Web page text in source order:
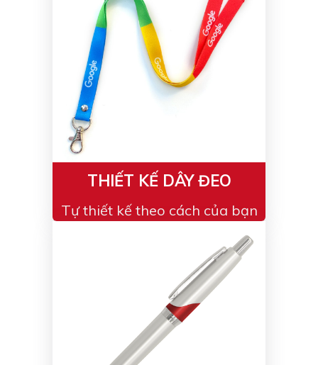
THIẾT KẾ DÂY ĐEO
Tự thiết kế theo cách của bạn